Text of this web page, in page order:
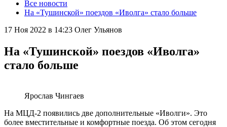
Все новости
На «Тушинской» поездов «Иволга» стало больше
17 Ноя 2022 в 14:23 Олег Ульянов
На «Тушинской» поездов «Иволга»
стало больше
Ярослав Чингаев
На МЦД-2 появились две дополнительные «Иволги». Это
более вместительные и комфортные поезда. Об этом сегодня